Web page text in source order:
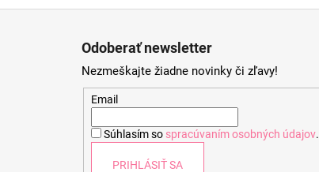
Odoberať newsletter
Nezmeškajte žiadne novinky či zľavy!
Email
Súhlasím so spracúvaním osobných údajov.
PRIHLÁSIŤ SA